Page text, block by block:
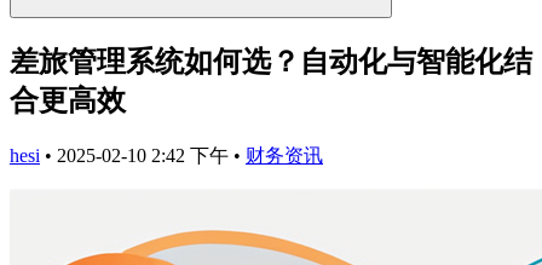
差旅管理系统如何选？自动化与智能化结
合更高效
hesi • 2025-02-10 2:42 下午 • 财务资讯